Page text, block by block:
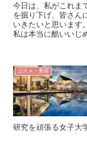
今日は、私がこれま
を掘り下げ、皆さん
いきたいと思います
私は本当に酷いいじ
コスメ・美容
研究を頑張る女子大